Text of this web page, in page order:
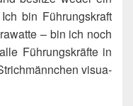
bin Füh­rungs­kraft
– bin ich noch
Füh­rungs­kräf­te in
visua­